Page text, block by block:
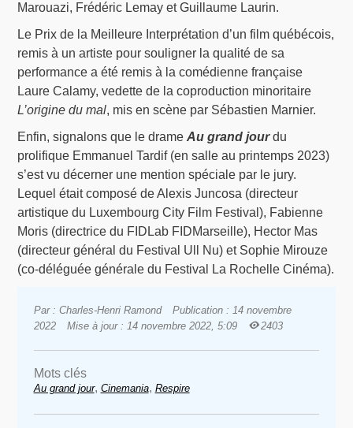
Marouazi, Frédéric Lemay et Guillaume Laurin.
Le Prix de la Meilleure Interprétation d’un film québécois,
remis à un artiste pour souligner la qualité de sa
performance a été remis à la comédienne française
Laure Calamy, vedette de la coproduction minoritaire
L’origine du mal, mis en scène par Sébastien Marnier.
Enfin, signalons que le drameAu grand jourdu
prolifique Emmanuel Tardif (en salle au printemps 2023)
s’est vu décerner une mention spéciale par le jury.
Lequel était composé de Alexis Juncosa (directeur
artistique du Luxembourg City Film Festival), Fabienne
Moris (directrice du FIDLab FIDMarseille), Hector Mas
(directeur général du Festival Ull Nu) et Sophie Mirouze
(co-déléguée générale du Festival La Rochelle Cinéma).
Par : Charles-Henri Ramond
Publication : 14 novembre
2022
Mise à jour : 14 novembre 2022, 5:09 2403
Mots clés
Au grand jour, Cinemania, Respire